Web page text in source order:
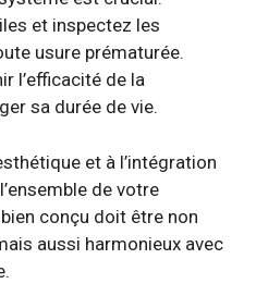
et inspectez les
usure prématurée.
l’efficacité de la
sa durée de vie.
et à l’intégration
de votre
conçu doit être non
aussi harmonieux avec